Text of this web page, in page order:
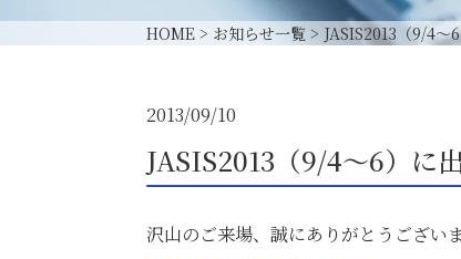
HOME > お知らせ一覧 > JASIS2013（9/4～
2013/09/10
JASIS2013（9/4～6）に
沢山のご来場、誠にありがとうございま